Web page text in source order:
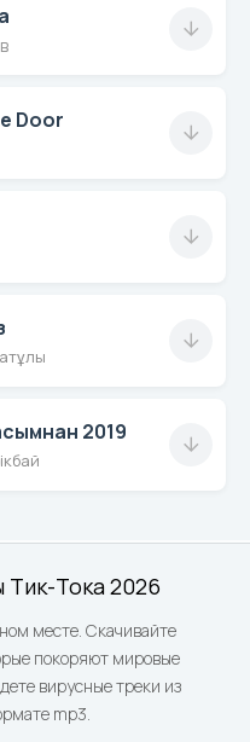
Тока 2026
месте. Скачивайте
покоряют мировые
вирусные треки из
mp3.
Door
2019